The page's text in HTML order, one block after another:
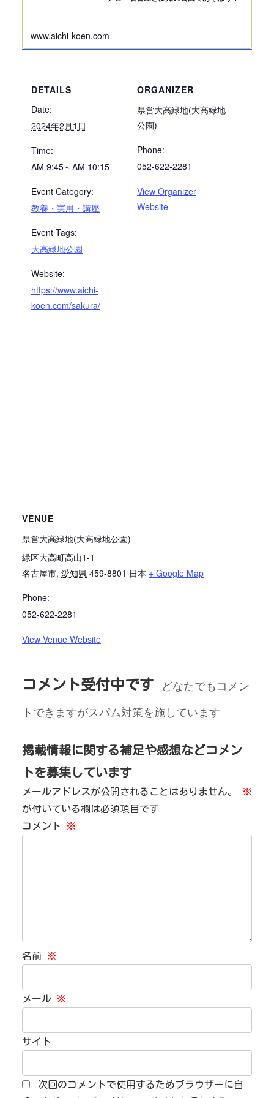
www.aichi-koen.com
DETAILS
Date:
2024年2月1日
Time:
AM 9:45～AM 10:15
Event Category:
教養・実用・講座
Event Tags:
大高緑地公園
Website:
https://www.aichi-
koen.com/sakura/
ORGANIZER
県営大高緑地(大高緑地
公園)
Phone:
052-622-2281
View Organizer
Website
VENUE
県営大高緑地(大高緑地公園)
緑区大高町高山1-1
名古屋市, 愛知県 459-8801 日本 + Google Map
Phone:
052-622-2281
View Venue Website
コメント受付中です
どなたでもコメン
トできますがスパム対策を施しています
掲載情報に関する補足や感想などコメン
トを募集しています
メールアドレスが公開されることはありません。
※
が付いている欄は必須項目です
コメント
※
名前 ※
メール ※
サイト
次回のコメントで使用するためブラウザーに自